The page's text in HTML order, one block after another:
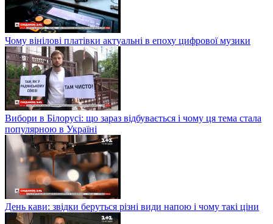
Чому вінілові платівки актуальні в епоху цифрової музики
Вибори в Білорусі: що зараз відбувається і чому ця тема стала
популярною в Україні
День кави: звідки беруться різні види напою і чому такі ціни